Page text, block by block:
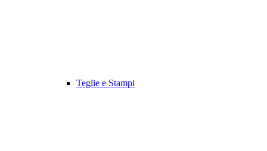
Teglie e Stampi